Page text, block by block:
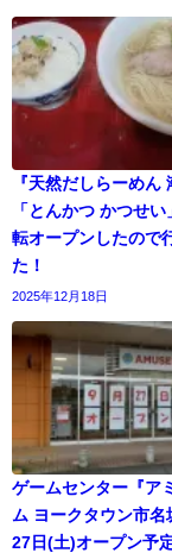
『天然だしらーめん
「とんかつ かつせ
転オープンしたので
た！
2025年12月18日
ゲームセンター『ア
ム ヨークタウン市名
27日(土)オープン予